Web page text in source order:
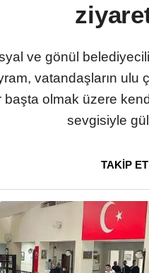
ve gönül
vatandaşların ulu
başta olmak üzere
sevgisiyle
TAKİP ET